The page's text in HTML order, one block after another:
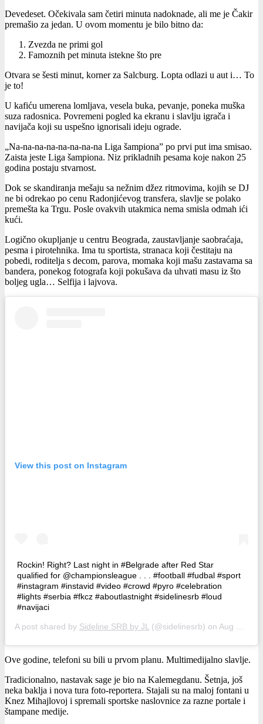
Devedeset. Očekivala sam četiri minuta nadoknade, ali me je Čakir
premašio za jedan. U ovom momentu je bilo bitno da:
Zvezda ne primi gol
Famoznih pet minuta istekne što pre
Otvara se šesti minut, korner za Salcburg. Lopta odlazi u aut i… To
je to!
U kafiću umerena lomljava, vesela buka, pevanje, poneka muška
suza radosnica. Povremeni pogled ka ekranu i slavlju igrača i
navijača koji su uspešno ignorisali ideju ograde.
„Na-na-na-na-na-na-na-na Liga šampiona” po prvi put ima smisao.
Zaista jeste Liga šampiona. Niz prikladnih pesama koje nakon 25
godina postaju stvarnost.
Dok se skandiranja mešaju sa nežnim džez ritmovima, kojih se DJ
ne bi odrekao po cenu Radonjićevog transfera, slavlje se polako
premešta ka Trgu. Posle ovakvih utakmica nema smisla odmah ići
kući.
Logično okupljanje u centru Beograda, zaustavljanje saobraćaja,
pesma i pirotehnika. Ima tu sportista, stranaca koji čestitaju na
pobedi, roditelja s decom, parova, momaka koji mašu zastavama sa
bandera, ponekog fotografa koji pokušava da uhvati masu iz što
boljeg ugla… Selfija i lajvova.
View this post on Instagram
Rockin! Right? Last night in #Belgrade after Red Star
qualified for @championsleague . . . #football #fudbal #sport
#instagram #instavid #video #crowd #pyro #celebration
#lights #serbia #fkcz #aboutlastnight #sidelinesrb #loud
#navijaci
A post shared by Sideline SRB by JL (@sidelinesrb) on Aug 29, 2018 at 11:05pm PDT
Ove godine, telefoni su bili u prvom planu. Multimedijalno slavlje.
Tradicionalno, nastavak sage je bio na Kalemegdanu. Šetnja, još
neka baklja i nova tura foto-reportera. Stajali su na maloj fontani u
Knez Mihajlovoj i spremali sportske naslovnice za razne portale i
štampane medije.